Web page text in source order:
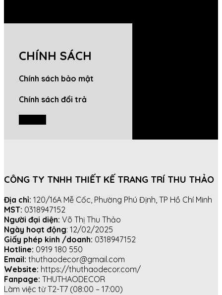
CHÍNH SÁCH
Chính sách bảo mật
Chính sách đổi trả
CÔNG TY TNHH THIẾT KẾ TRANG TRÍ THU THẢO
Địa chỉ: 120/16A Mễ Cốc, Phường Phú Định, TP Hồ Chí Minh
MST: 0318947152
Người đại diện: Võ Thị Thu Thảo
Ngày hoạt động: 12/02/2025
Giấy phép kinh /doanh: 0318947152
Hotline: 0919 180 550
Email: thuthaodecor@gmail.com
Website: https://thuthaodecor.com/
Fanpage: THUTHAODECOR
Làm việc từ T2-T7 (08:00 – 17:00)